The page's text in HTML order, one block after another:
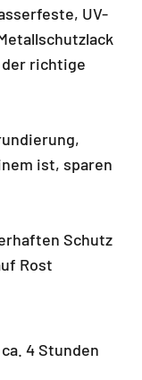
UV-
der richtige
ist, sparen
Schutz
Rost
4 Stunden